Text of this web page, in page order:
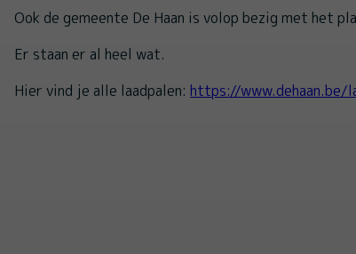
Ook de gemeente De Haan is volop bezig met het
Er staan er al heel wat.
Hier vind je alle laadpalen: https://www.dehaan.be/